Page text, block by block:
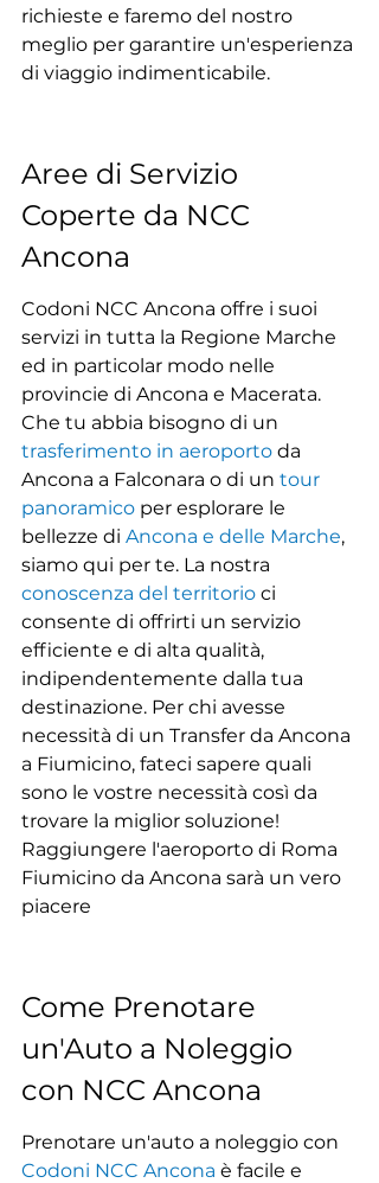
richieste e faremo del nostro
meglio per garantire un'esperienza
di viaggio indimenticabile.
Aree di Servizio
Coperte da NCC
Ancona
Codoni NCC Ancona offre i suoi
servizi in tutta la Regione Marche
ed in particolar modo nelle
provincie di Ancona e Macerata.
Che tu abbia bisogno di un
trasferimento in aeroporto da
Ancona a Falconara o di un tour
panoramico per esplorare le
bellezze di Ancona e delle Marche,
siamo qui per te. La nostra
conoscenza del territorio ci
consente di offrirti un servizio
efficiente e di alta qualità,
indipendentemente dalla tua
destinazione. Per chi avesse
necessità di un Transfer da Ancona
a Fiumicino, fateci sapere quali
sono le vostre necessità così da
trovare la miglior soluzione!
Raggiungere l'aeroporto di Roma
Fiumicino da Ancona sarà un vero
piacere
Come Prenotare
un'Auto a Noleggio
con NCC Ancona
Prenotare un'auto a noleggio con
Codoni NCC Ancona è facile e